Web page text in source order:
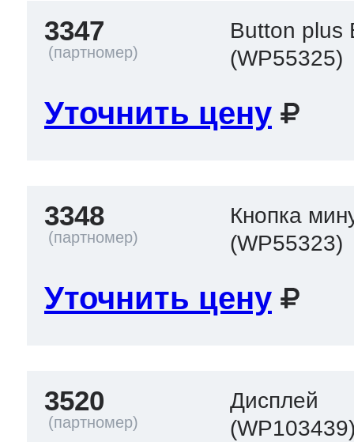
3347
Button plus
(WP55325)
Уточнить цену
3348
Кнопка
(WP55323)
Уточнить цену
3520
Дисплей